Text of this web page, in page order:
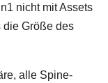
nicht mit Assets
die Größe des
alle Spine-